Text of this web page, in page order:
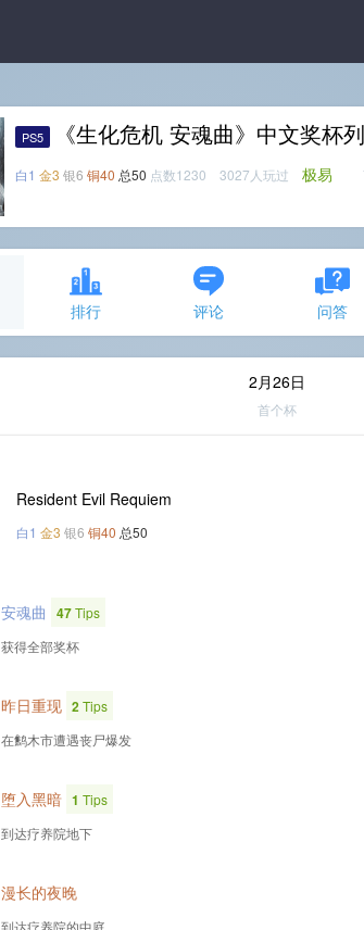
PS5 《生化危机 安魂曲》中文奖杯
白1 金3 银6 铜40 总50 点数1230 3027人玩过 极易
排行 评论 问答
2月26日
首个杯
Resident Evil Requiem
白1 金3 银6 铜40 总50
安魂曲 47Tips
获得全部奖杯
昨日重现 2Tips
在鹪木市遭遇丧尸爆发
堕入黑暗 1 Tips
到达疗养院地下
漫长的夜晚
到达疗养院的中庭